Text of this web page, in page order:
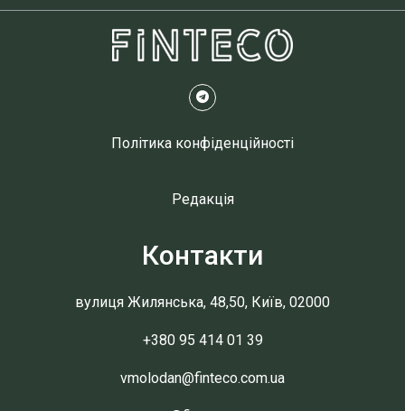
Політика конфіденційності
Редакція
Контакти
вулиця Жилянська, 48,50, Київ, 02000
+380 95 414 01 39
vmolodan@finteco.com.ua